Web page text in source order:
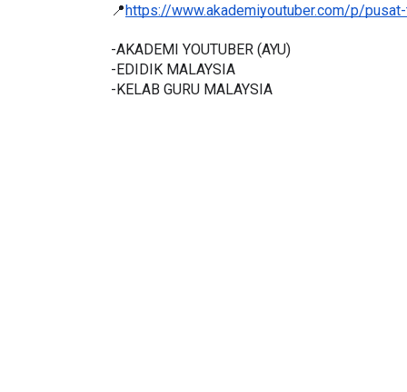
📍https://www.akademiyoutuber.com/p/
-AKADEMI YOUTUBER (AYU)
-EDIDIK MALAYSIA
-KELAB GURU MALAYSIA